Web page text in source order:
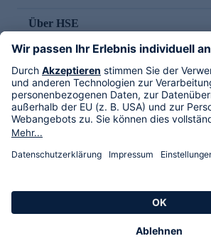
Über HSE
Im TV
HSE International